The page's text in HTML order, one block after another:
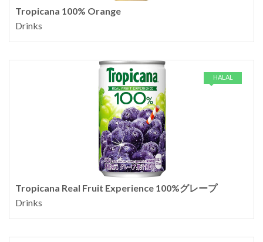
Tropicana 100% Orange
Drinks
HALAL
Tropicana Real Fruit Experience 100%グレープ
Drinks